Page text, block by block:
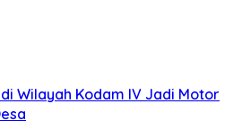
di Wilayah Kodam IV Jadi Motor